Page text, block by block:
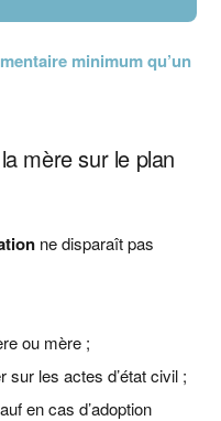
minimum qu’un
mère sur le plan
ne disparaît pas
ou mère ;
sur les actes d’état civil ;
en cas d’adoption